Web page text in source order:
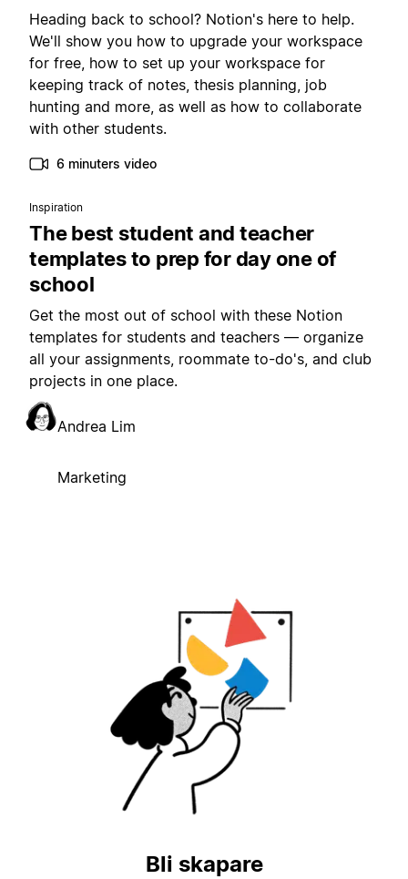
Heading back to school? Notion's here to help.
We'll show you how to upgrade your workspace
for free, how to set up your workspace for
keeping track of notes, thesis planning, job
hunting and more, as well as how to collaborate
with other students.
6 minuters video
Inspiration
The best student and teacher
templates to prep for day one of
school
Get the most out of school with these Notion
templates for students and teachers — organize
all your assignments, roommate to-do's, and club
projects in one place.
Andrea Lim
Marketing
Bli skapare